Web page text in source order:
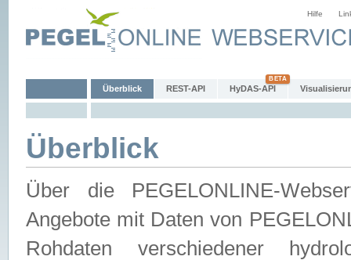
Hilfe
Überblick REST-API HyDAS-API
Überblick
Über die PEGELONLINE-
Angebote mit Daten von
Rohdaten verschiedener